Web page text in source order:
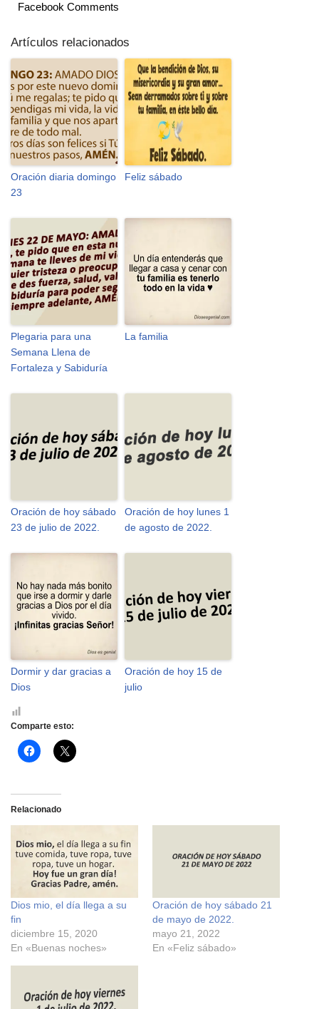
Facebook Comments
Artículos relacionados
Oración diaria domingo
23
Feliz sábado
Plegaria para una
Semana Llena de
Fortaleza y Sabiduría
La familia
Oración de hoy sábado
23 de julio de 2022.
Oración de hoy lunes 1
de agosto de 2022.
Dormir y dar gracias a
Dios
Oración de hoy 15 de
julio
Comparte esto:
H
a
i
c
p
a
a
c
o
m
p
a
r
t
e
n
F
o
H
a
a
a
c
o
m
p
a
r
t
e
n
X
a
b
Relacionado
Dios mio, el día llega a su
fin
diciembre 15, 2020
En «Buenas noches»
Oración de hoy sábado 21
de mayo de 2022.
mayo 21, 2022
En «Feliz sábado»